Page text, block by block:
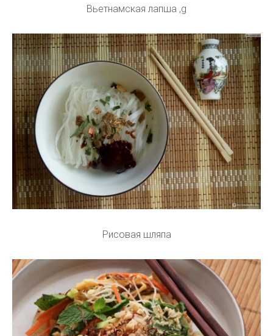
Вьетнамская лапша ,g
Рисовая шляпа